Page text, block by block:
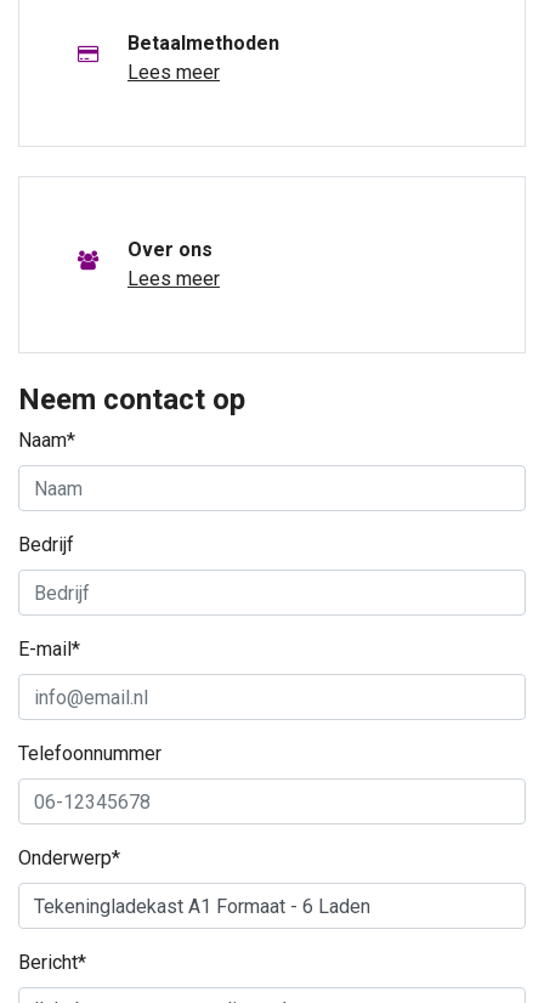
Betaalmethoden
Lees meer
Over ons
Lees meer
Neem contact op
Naam*
Bedrijf
E-mail*
Telefoonnummer
Onderwerp*
Bericht*